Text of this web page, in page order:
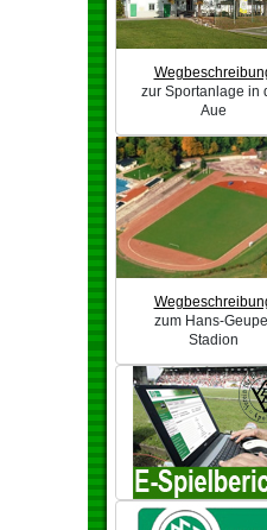
zur Sportanlage in
Aue
zum Hans-Geupel
Stadion